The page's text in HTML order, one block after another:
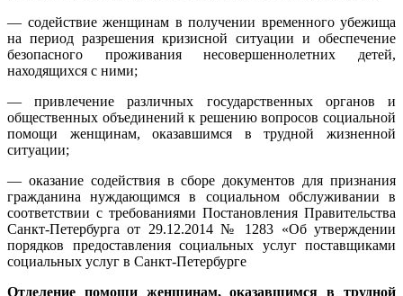
— содействие женщинам в получении временного убежища
на период разрешения кризисной ситуации и обеспечение
безопасного проживания несовершеннолетних детей,
находящихся с ними;
— привлечение различных государственных органов и
общественных объединений к решению вопросов социальной
помощи женщинам, оказавшимся в трудной жизненной
ситуации;
— оказание содействия в сборе документов для признания
гражданина нуждающимся в социальном обслуживании в
соответствии с требованиями Постановления Правительства
Санкт-Петербурга от 29.12.2014 № 1283 «Об утверждении
порядков предоставления социальных услуг поставщиками
социальных услуг в Санкт-Петербурге
Отделение помощи женщинам, оказавшимся в трудной